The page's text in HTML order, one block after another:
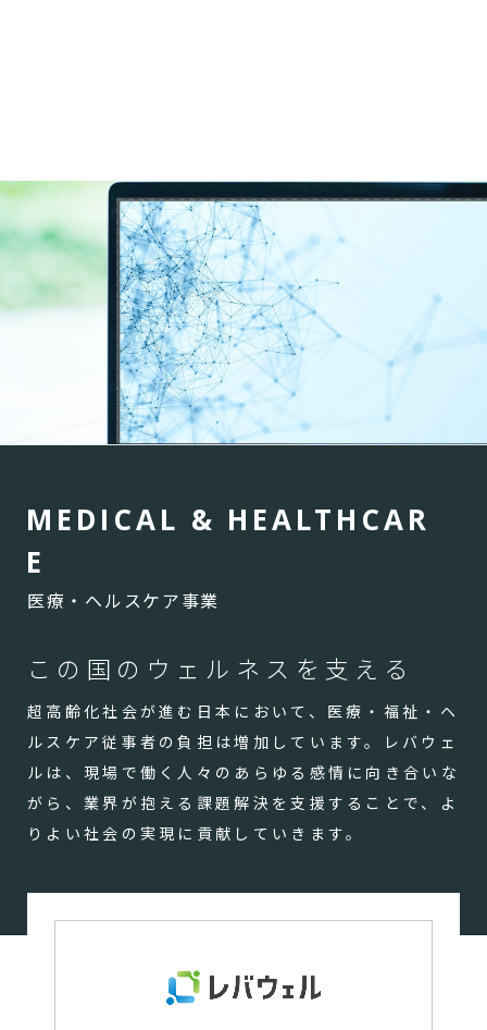
M EDI CAL & H EALTH CAR
E
医療・ヘルスケア事業
この国のウェルネスを支える
超高齢化社会が進む日本において、医療・福祉・ヘ
ルスケア従事者の負担は増加しています。レバウェ
ルは、現場で働く人々のあらゆる感情に向き合いな
がら、業界が抱える課題解決を支援することで、よ
りよい社会の実現に貢献していきます。